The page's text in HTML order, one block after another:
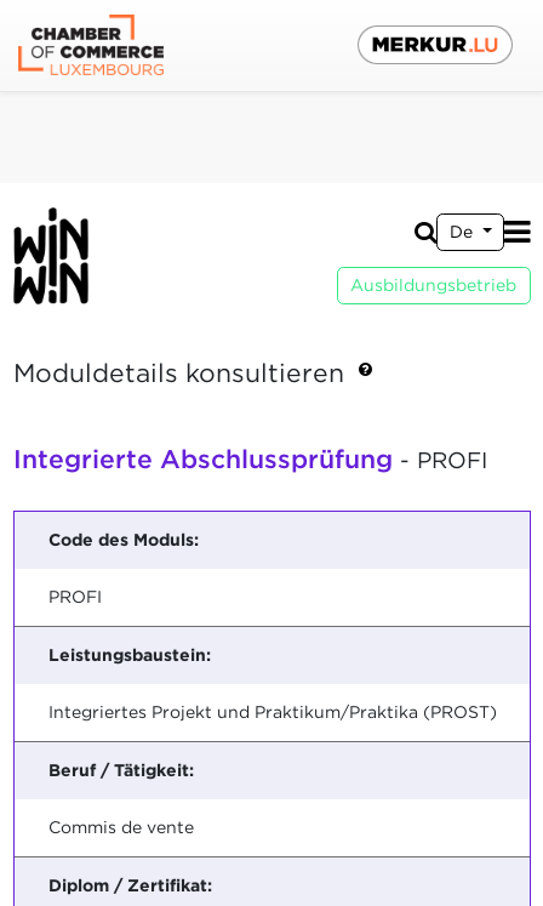
De
Ausbildungsbetrieb
Moduldetails konsultieren
Integrierte Abschlussprüfung - PROFI
Code des Moduls:
PROFI
Leistungsbaustein:
Integriertes Projekt und Praktikum/Praktika (PROST)
Beruf / Tätigkeit:
Commis de vente
Diplom / Zertifikat: